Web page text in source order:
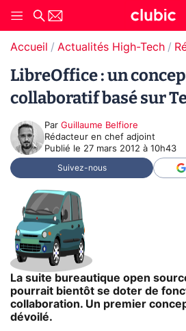
Accueil Actualités High-Tech
LibreOffice : un
collaboratif basé sur
Par Guillaume Belfiore
Rédacteur en chef adjoint
Publié le 27 mars 2012 à 10h43
Suivez-nous
La suite bureautique open
pourrait bientôt se doter de
collaboration. Un premier
dévoilé.